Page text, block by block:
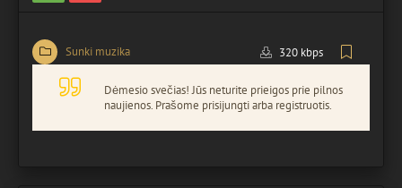
Sunki muzika 320 kbps
Dėmesio svečias! Jūs neturite prieigos prie pilnos
naujienos. Prašome prisijungti arba registruotis.